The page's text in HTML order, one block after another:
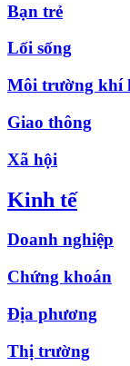
Bạn trẻ
Lối sống
Môi trường khí
Giao thông
Xã hội
Kinh tế
Doanh nghiệp
Chứng khoán
Địa phương
Thị trường